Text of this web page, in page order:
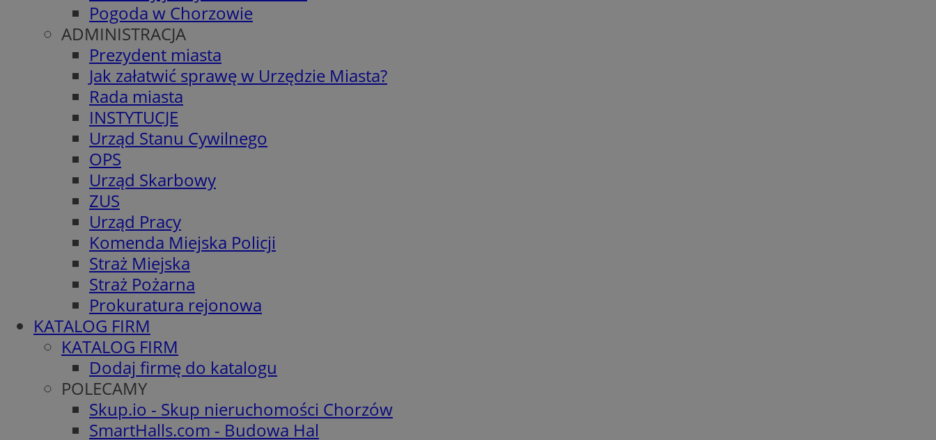
Pogoda w Chorzowie
ADMINISTRACJA
Prezydent miasta
Jak załatwić sprawę w Urzędzie Miasta?
Rada miasta
INSTYTUCJE
Urząd Stanu Cywilnego
OPS
Urząd Skarbowy
ZUS
Urząd Pracy
Komenda Miejska Policji
Straż Miejska
Straż Pożarna
Prokuratura rejonowa
KATALOG FIRM
KATALOG FIRM
Dodaj firmę do katalogu
POLECAMY
Skup.io - Skup nieruchomości Chorzów
SmartHalls.com - Budowa Hal